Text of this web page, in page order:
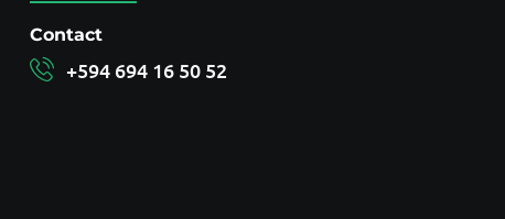
Contact
+594 694 16 50 52